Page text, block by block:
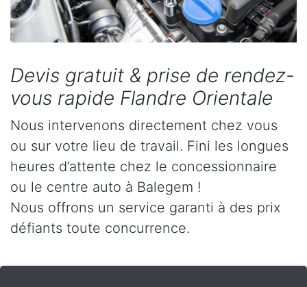
Devis gratuit & prise de rendez-
vous rapide Flandre Orientale
Nous intervenons directement chez vous
ou sur votre lieu de travail. Fini les longues
heures d’attente chez le concessionnaire
ou le centre auto à Balegem !
Nous offrons un service garanti à des prix
défiants toute concurrence.